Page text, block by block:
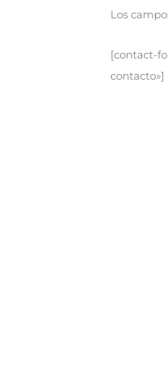
Los
[contact-
contacto»]